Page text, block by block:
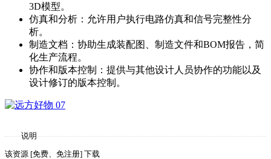
3D模型。
仿真和分析：允许用户执行电路仿真和信号完整性分
析。
制造文档：协助生成装配图、制造文件和BOM报告，简
化生产流程。
协作和版本控制：提供与其他设计人员协作的功能以及
设计修订的版本控制。
说明
该资源 [免费、免注册] 下载